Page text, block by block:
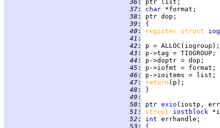
  36
:
  37
: char
  38
:
  39
:
{
  40
: register struct
  41
:
  42
:
  43
:
  44
:
  45
:
  46
:
  47
: return
  48
:
}
  49
:
  50
: ptr exio
  51
: struct iostblock
  52
: int
  53
:
{